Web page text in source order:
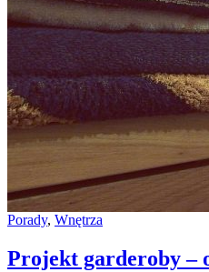
Porady, Wnętrza
Projekt garderoby –